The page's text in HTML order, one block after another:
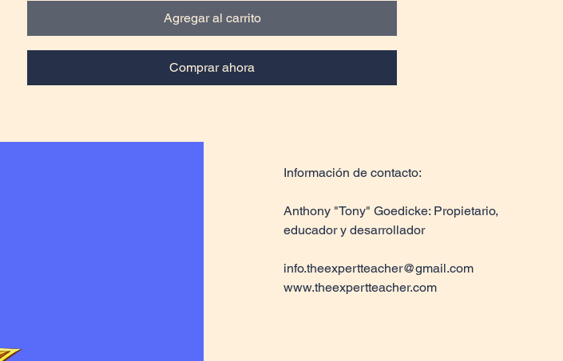
Agregar al carrito
Comprar ahora
Información de contacto:
Anthony "Tony" Goedicke: Propietario,
educador y desarrollador
info.theexpertteacher@gmail.com
www.theexpertteacher.com